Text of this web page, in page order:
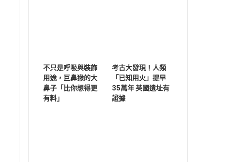
不只是呼吸與裝飾
用途，巨鼻猴的大
鼻子「比你想得更
有料」
考古大發現！人類
「已知用火」提早
35萬年 英國遺址有
證據